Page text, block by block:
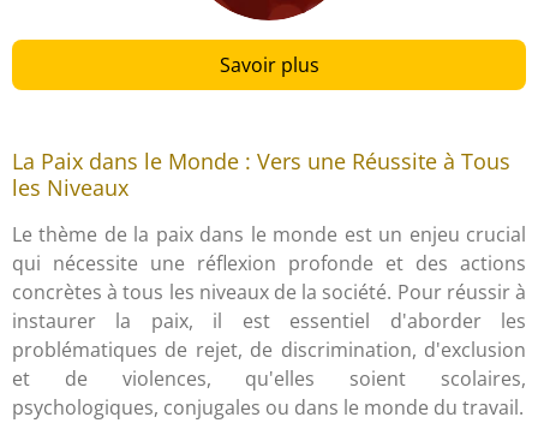
Savoir plus
La Paix dans le Monde : Vers une Réussite à Tous
les Niveaux
Le thème de la paix dans le monde est un enjeu crucial
qui nécessite une réflexion profonde et des actions
concrètes à tous les niveaux de la société. Pour réussir à
instaurer la paix, il est essentiel d'aborder les
problématiques de rejet, de discrimination, d'exclusion
et de violences, qu'elles soient scolaires,
psychologiques, conjugales ou dans le monde du travail.